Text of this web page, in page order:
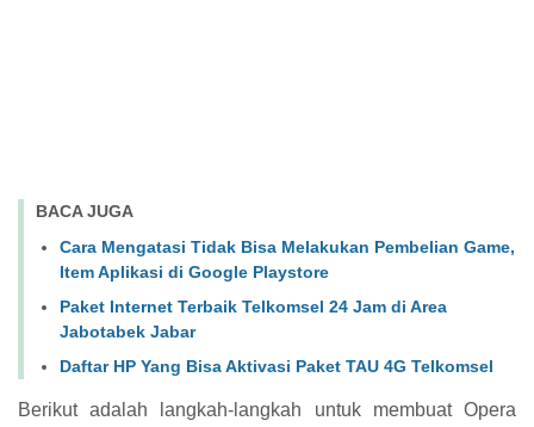
BACA JUGA
Cara Mengatasi Tidak Bisa Melakukan Pembelian Game,
Item Aplikasi di Google Playstore
Paket Internet Terbaik Telkomsel 24 Jam di Area
Jabotabek Jabar
Daftar HP Yang Bisa Aktivasi Paket TAU 4G Telkomsel
Berikut adalah langkah-langkah untuk membuat Opera